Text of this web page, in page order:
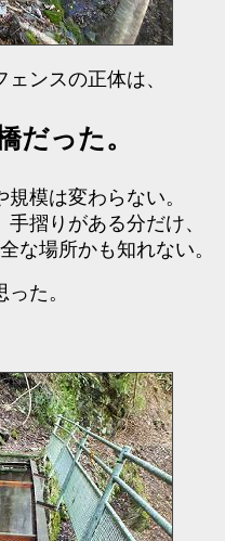
ンスの正体は、
だった。
模は変わらない。
摺りがある分だけ、
な場所かも知れない。
った。